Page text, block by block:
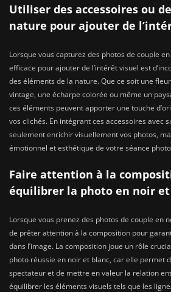
Utiliser des accessoires ou
nature pour ajouter de
Lorsque vous capturez des photos de couple
efficace pour ajouter de l’intérêt visuel est
des éléments de la nature. Que ce soit une
vintage, une écharpe colorée ou même un
ces éléments peuvent apporter une touche
vos clichés. En intégrant ces accessoires avec
seulement enrichir visuellement vos photos,
émotionnel et esthétique de votre séance
Faire attention à la
équilibrer la photo en noir et
Lorsque vous prenez des photos de couple en
de prêter attention à la composition pour
dans l’image. La composition joue un rôle
photo réussie en noir et blanc, car elle permet
spectateur et de mettre en valeur la relation
équilibrer les éléments visuels tels que les